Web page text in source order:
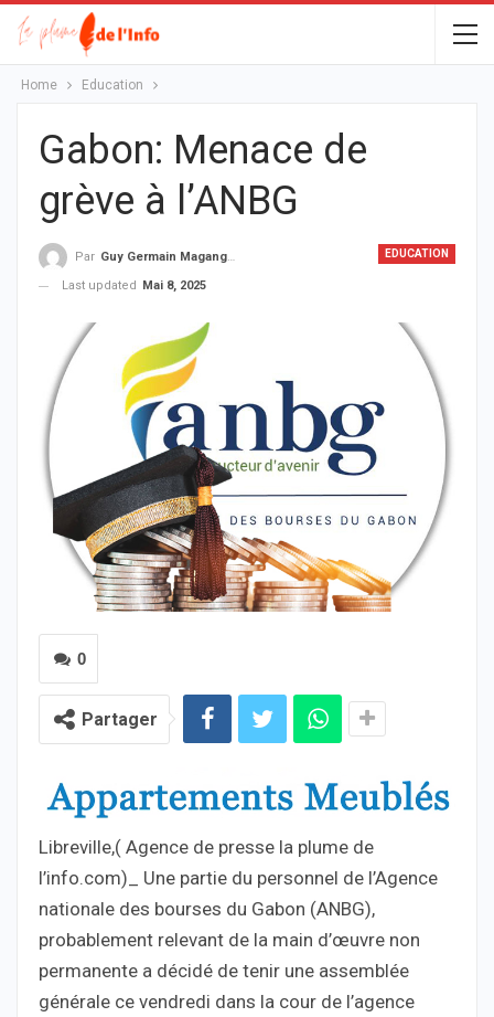
Home Education
Gabon: Menace de
grève à l’ANBG
EDUCATION
Par Guy Germain Maganga Nziengui
Last updated
Mai 8, 2025
0
Partager
Libreville,( Agence de presse la plume de
l’info.com)_ Une partie du personnel de l’Agence
nationale des bourses du Gabon (ANBG),
probablement relevant de la main d’œuvre non
permanente a décidé de tenir une assemblée
générale ce vendredi dans la cour de l’agence